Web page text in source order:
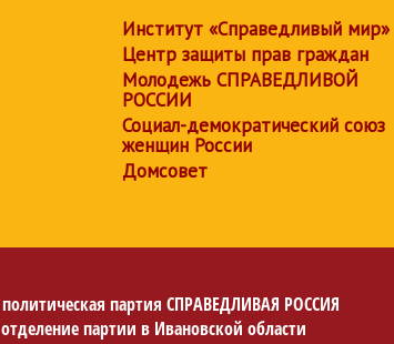
Институт «Справедливый мир»
Центр защиты прав граждан
Молодежь СПРАВЕДЛИВОЙ
РОССИИ
Социал-демократический союз
женщин России
Домсовет
партия СПРАВЕДЛИВАЯ РОССИЯ
партии в Ивановской области